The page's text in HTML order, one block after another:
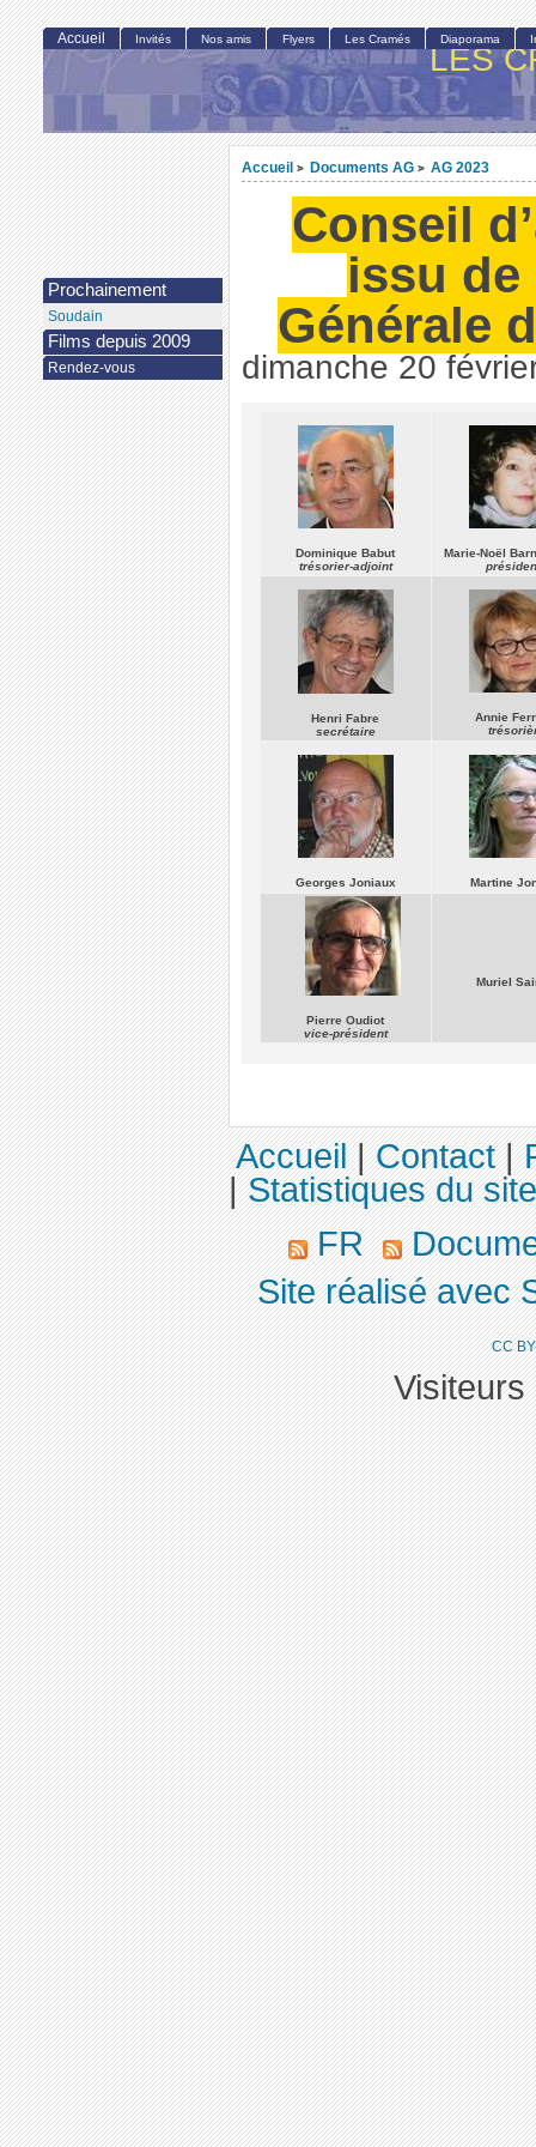
LES
Accueil > Documents AG > AG 2023
Conseil
issu de
Générale
dimanche 20
Dominique Babut
trésorier-adjoint
Marie-Noël
Henri Fabre
secrétaire
Annie
Georges Joniaux Martine
Pierre Oudiot
vice-président
Muriel
Accueil Invités Nos amis Flyers Les Cramés Diaporama
Prochainement
Soudain
Films depuis 2009
Rendez-vous
Accueil|Contact|
|Statistiques du site
FR
Site réalisé avec
CC